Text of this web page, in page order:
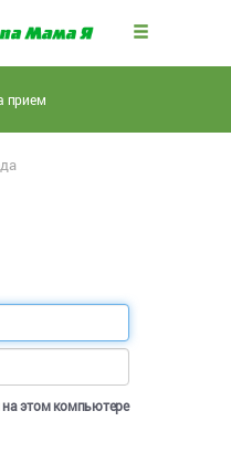
прием
этом компьютере